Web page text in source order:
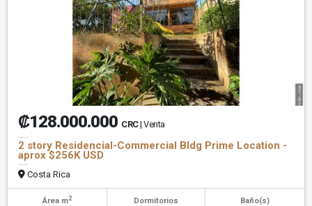
₡128.000.000 CRC| Venta
2 story Residencial-Commercial Bldg Prime Location -
aprox $256K USD
Costa Rica
Área m2 Dormitorios Baño(s)